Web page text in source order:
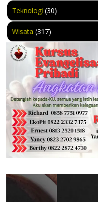
Teknologi (30)
Wisata (317)